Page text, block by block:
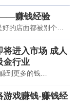
少朋友会选择
会发现，现在
事。如果没有
——赚钱经验
的店面都被别个租
起来，提高营业额
将进入市场 成人
金行业
到更多的钱的
知道，成人用
的生活，如果
游戏赚钱-赚钱经